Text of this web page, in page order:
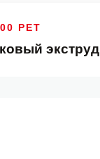
PET
экструд